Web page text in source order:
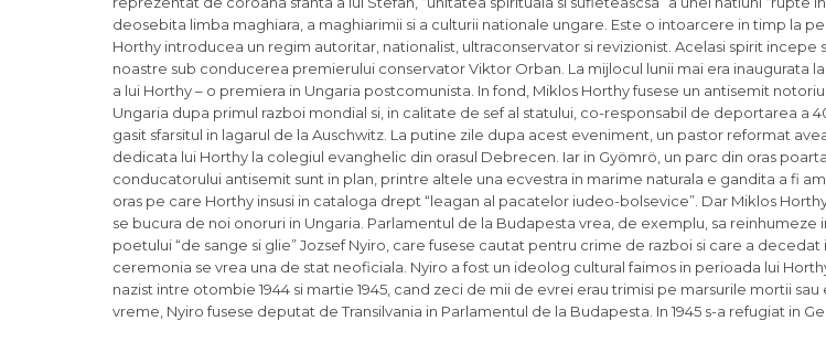
deosebita limba maghiara, a maghiarimii si a culturii nationale ungare. Este o intoarcere in timp la
Horthy introducea un regim autoritar, nationalist, ultraconservator si revizionist. Acelasi spirit incepe
noastre sub conducerea premierului conservator Viktor Orban. La mijlocul lunii mai era inaugurata
a lui Horthy – o premiera in Ungaria postcomunista. In fond, Miklos Horthy fusese un antisemit
Ungaria dupa primul razboi mondial si, in calitate de sef al statului, co-responsabil de deportarea a
gasit sfarsitul in lagarul de la Auschwitz. La putine zile dupa acest eveniment, un pastor reformat
dedicata lui Horthy la colegiul evanghelic din orasul Debrecen. Iar in Gyömrö, un parc din oras
conducatorului antisemit sunt in plan, printre altele una ecvestra in marime naturala e gandita a fi
oras pe care Horthy insusi in cataloga drept “leagan al pacatelor iudeo-bolsevice”. Dar Miklos
se bucura de noi onoruri in Ungaria. Parlamentul de la Budapesta vrea, de exemplu, sa reinhumeze
poetului “de sange si glie” Jozsef Nyiro, care fusese cautat pentru crime de razboi si care a decedat
ceremonia se vrea una de stat neoficiala. Nyiro a fost un ideolog cultural faimos in perioada lui
nazist intre otombie 1944 si martie 1945, cand zeci de mii de evrei erau trimisi pe marsurile mortii sau
vreme, Nyiro fusese deputat de Transilvania in Parlamentul de la Budapesta. In 1945 s-a refugiat in